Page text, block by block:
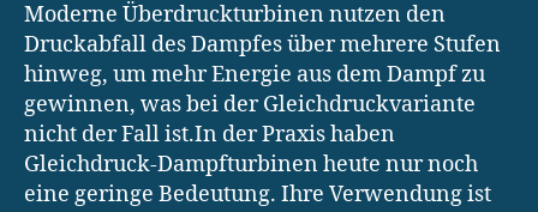
Moderne Überdruckturbinen nutzen den
Druckabfall des Dampfes über mehrere Stufen
hinweg, um mehr Energie aus dem Dampf zu
gewinnen, was bei der Gleichdruckvariante
nicht der Fall ist.In der Praxis haben
Gleichdruck-Dampfturbinen heute nur noch
eine geringe Bedeutung. Ihre Verwendung ist